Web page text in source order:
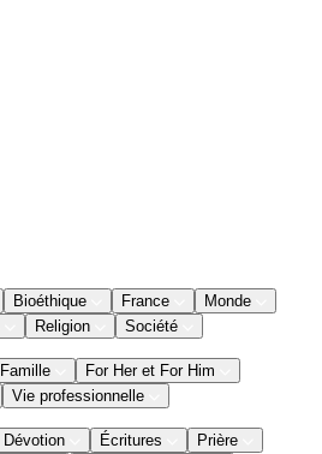
Bioéthique France
Monde
Religion Société
Famille
For Her et For Him
Vie professionnelle
Dévotion Écritures
Prière